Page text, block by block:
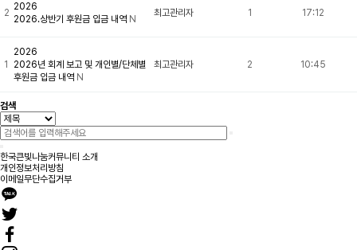
2
2026
2026.상반기 후원금 입금 내역 N
최고관리자 1 17:12
1
2026
2026년 회계 보고 및 개인별/단체별
후원금 입금 내역 N
최고관리자 2 10:45
검색
한국큰빛나눔커뮤니티 소개
개인정보처리방침
이메일무단수집거부